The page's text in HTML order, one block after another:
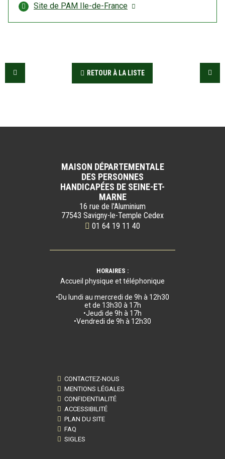
Site de PAM Ile-de-France
RETOUR À LA LISTE
MAISON DÉPARTEMENTALE
DES PERSONNES
HANDICAPÉES DE SEINE-ET-
MARNE
16 rue de l'Aluminium
77543 Savigny-le-Temple Cedex
01 64 19 11 40
HORAIRES :
Accueil physique et téléphonique
•Du lundi au mercredi de 9h à 12h30
et de 13h30 à 17h
•Jeudi de 9h à 17h
•Vendredi de 9h à 12h30
CONTACTEZ-NOUS
MENTIONS LÉGALES
CONFIDENTIALITÉ
ACCESSIBILITÉ
PLAN DU SITE
FAQ
SIGLES